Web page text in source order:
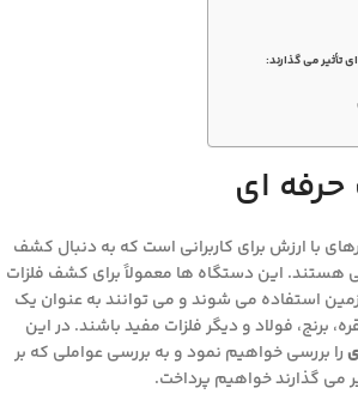
تأثیر می گذارند:
ای
با ارزش برای کاربرانی است که به دنبال کشف
هستند. این دستگاه ها معمولاً برای کشف فلزات
استفاده می شوند و می توانند به عنوان یک
برنج، فولاد و دیگر فلزات مفید باشند. در این
را بررسی خواهیم نمود و به بررسی عواملی که بر
می گذارند خواهیم پرداخت.